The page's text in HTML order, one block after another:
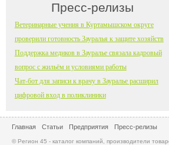
Пресс-релизы
Ветеринарные учения в Куртамышском округе
проверили готовность Зауралья к защите хозяйств
Поддержка медиков в Зауралье связала кадровый
вопрос с жильём и условиями работы
Чат-бот для записи к врачу в Зауралье расширил
цифровой вход в поликлиники
Главная Статьи Предприятия Пресс-релизы
© Регион 45 - каталог компаний, производители